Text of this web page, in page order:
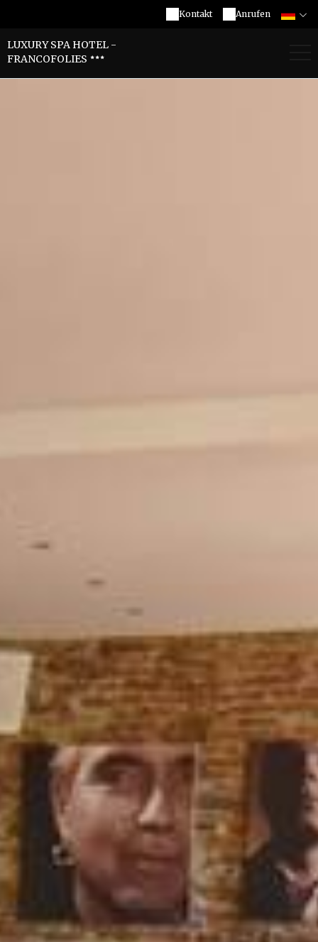
Anrufen
Kontakt
LUXURY SPA HOTEL -
FRANCOFOLIES